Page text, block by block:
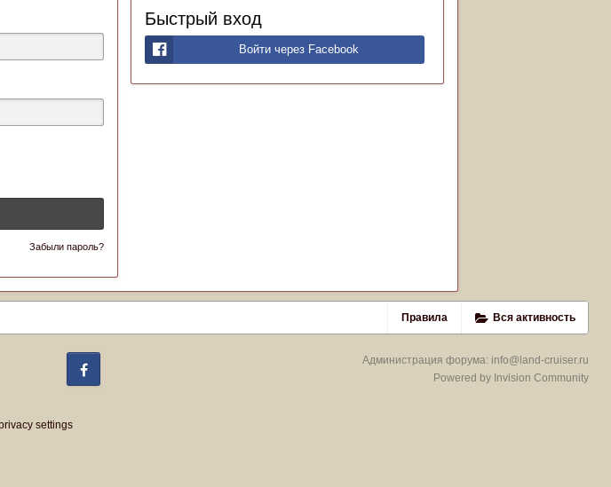
Забыли пароль?
Быстрый вход
Войти через Facebook
Правила Вся активность
Администрация форума: info@land-cruiser.ru
Powered by Invision Community
settings